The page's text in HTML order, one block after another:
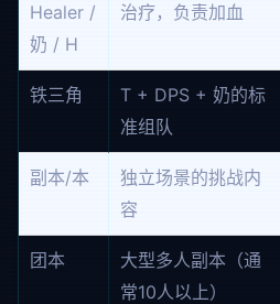
Healer /
奶 / H
治疗，负责加血
铁三角
T + DPS + 奶的标
准组队
副本/本
独立场景的挑战内
容
团本
大型多人副本（通
常10人以上）